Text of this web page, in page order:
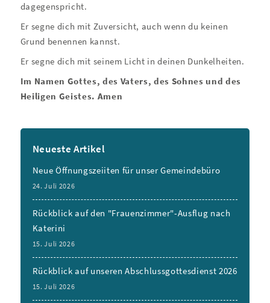
dagegenspricht.
Er segne dich mit Zuversicht, auch wenn du keinen
Grund benennen kannst.
Er segne dich mit seinem Licht in deinen Dunkelheiten.
Im Namen Gottes, des Vaters, des Sohnes und des
Heiligen Geistes. Amen
Neueste Artikel
Neue Öffnungszeiiten für unser Gemeindebüro
24. Juli 2026
Rückblick auf den "Frauenzimmer"-Ausflug nach
Katerini
15. Juli 2026
Rückblick auf unseren Abschlussgottesdienst 2026
15. Juli 2026